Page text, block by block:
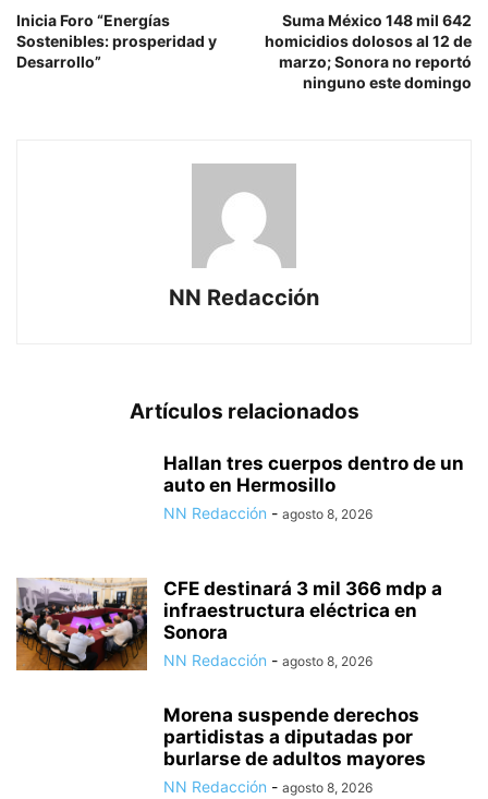
Inicia Foro “Energías
Sostenibles: prosperidad y
Desarrollo”
Suma México 148 mil 642
homicidios dolosos al 12 de
marzo; Sonora no reportó
ninguno este domingo
NN Redacción
Artículos relacionados
Hallan tres cuerpos dentro de un
auto en Hermosillo
NN Redacción - agosto 8, 2026
CFE destinará 3 mil 366 mdp a
infraestructura eléctrica en
Sonora
NN Redacción - agosto 8, 2026
Morena suspende derechos
partidistas a diputadas por
burlarse de adultos mayores
NN Redacción - agosto 8, 2026